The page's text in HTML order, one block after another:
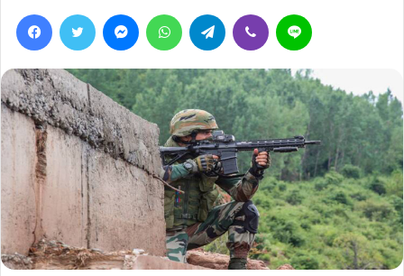
FacebookTwitter MessengerWhatsAppTelegram Viber